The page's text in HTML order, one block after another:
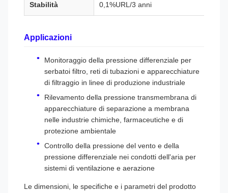
Stabilità 0,1%URL/3 anni
Applicazioni
Monitoraggio della pressione differenziale per
serbatoi filtro, reti di tubazioni e apparecchiature
di filtraggio in linee di produzione industriale
Rilevamento della pressione transmembrana di
apparecchiature di separazione a membrana
nelle industrie chimiche, farmaceutiche e di
protezione ambientale
Controllo della pressione del vento e della
pressione differenziale nei condotti dell'aria per
sistemi di ventilazione e aerazione
Le dimensioni, le specifiche e i parametri del prodotto